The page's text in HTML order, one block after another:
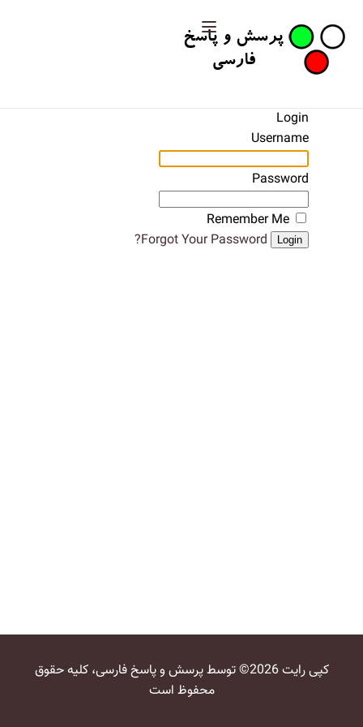
Login
Username
Password
Remember Me
Login
Forgot Your Password?
کپی رایت 2026© توسط پرسش و پاسخ فارسی، کلیه حقوق
محفوظ است